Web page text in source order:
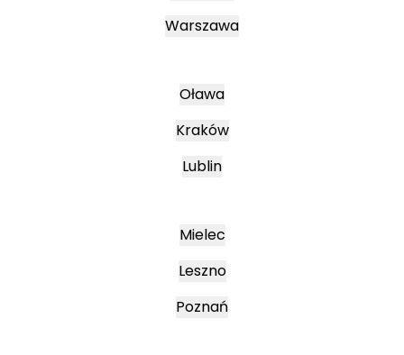
Warszawa
Oława
Kraków
Lublin
Mielec
Leszno
Poznań